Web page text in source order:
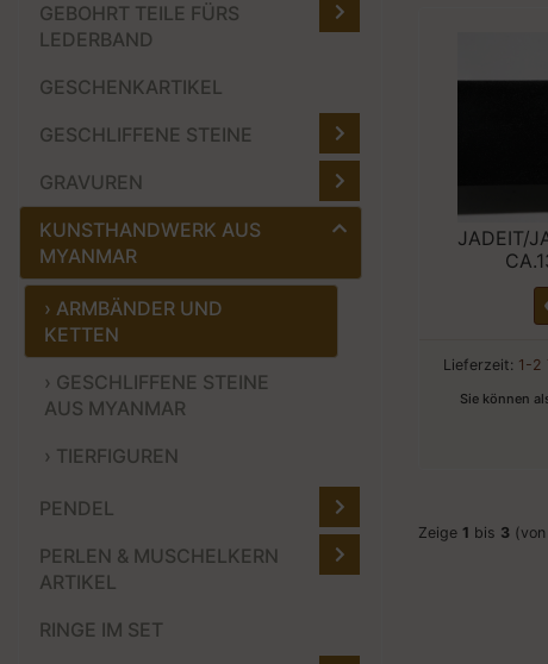
GEBOHRT TEILE FÜRS
LEDERBAND
GESCHENKARTIKEL
GESCHLIFFENE STEINE
GRAVUREN
KUNSTHANDWERK AUS
MYANMAR
› ARMBÄNDER UND
KETTEN
› GESCHLIFFENE STEINE
AUS MYANMAR
› TIERFIGUREN
PENDEL
PERLEN & MUSCHELKERN
ARTIKEL
RINGE IM SET
JADEIT/
Lieferzeit: 1-2
Sie können
Zeige 1 bis 3